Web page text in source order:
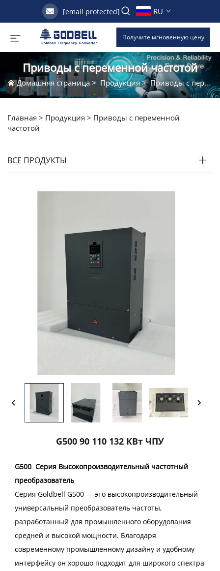
[email protected] RU
Получите мгновенную цену
Приводы с переменной частотой
Домашняя страница > Продукция>Приводы с переменной частотой
Главная > Продукция > Приводы с переменной
частотой
ВСЕ ПРОДУКТЫ
G500 90 110 132 КВт ЧПУ
G500 Серия Высокопроизводительный частотный
преобразователь
Серия Goldbell G500 — это высокопроизводительный
универсальный преобразователь частоты,
разработанный для промышленного оборудования
средней и высокой мощности. Благодаря
современному промышленному дизайну и удобному
интерфейсу он хорошо подходит для широкого спектра